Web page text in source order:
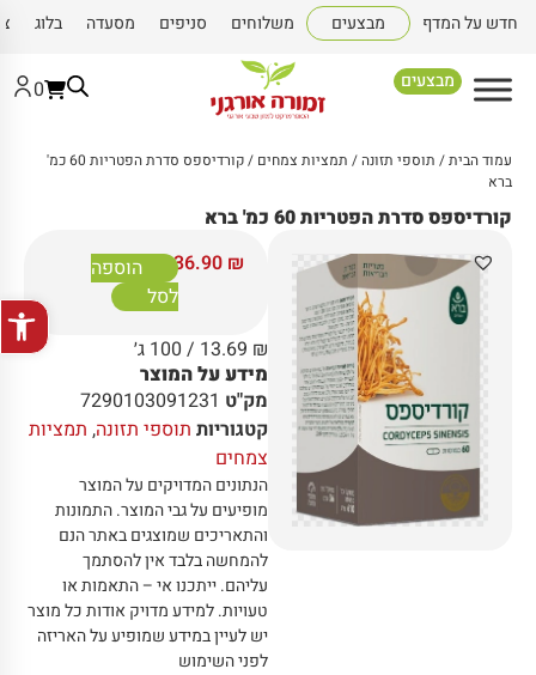
פתח
חדש על המדף מבצעים משלוחים סניפים מסעדה בלוג
מבצעים 0
עמוד הבית/ תוספי תזונה/ תמציות צמחים
/ קורדיספס סדרת הפטריות 60 כמ'
ברא
קורדיספס סדרת הפטריות 60 כמ' ברא
136.90 ₪
הוספה
לסל
13.69 ₪
/ 100 ג׳
מידע על המוצר
מק"ט 7290103091231
קטגוריות תוספי תזונה, תמציות
צמחים
הנתונים המדויקים על המוצר
מופיעים על גבי המוצר.התמונות
והתאריכים שמוצגים באתר הנם
להמחשה בלבד אין להסתמך
עליהם.ייתכנו אי – התאמות או
טעויות.למידע מדויק אודות כל מוצר
יש לעיין במידע שמופיע על האריזה
לפני השימוש